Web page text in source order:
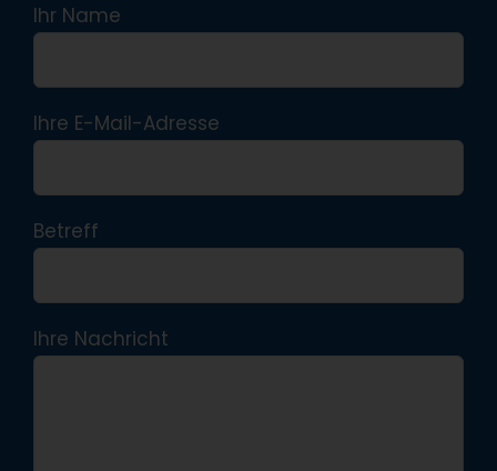
Ihr Name
Ihre E-Mail-Adresse
Betreff
Ihre Nachricht